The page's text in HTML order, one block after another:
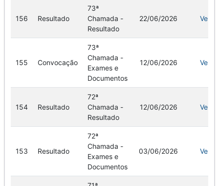
156 Resultado
73ª
Chamada -
Resultado
22/06/2026 Ver
155 Convocação
73ª
Chamada -
Exames e
Documentos
12/06/2026 Ver
154 Resultado
72ª
Chamada -
Resultado
12/06/2026 Ver
153 Resultado
72ª
Chamada -
Exames e
Documentos
03/06/2026 Ver